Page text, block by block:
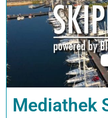
Mediathek